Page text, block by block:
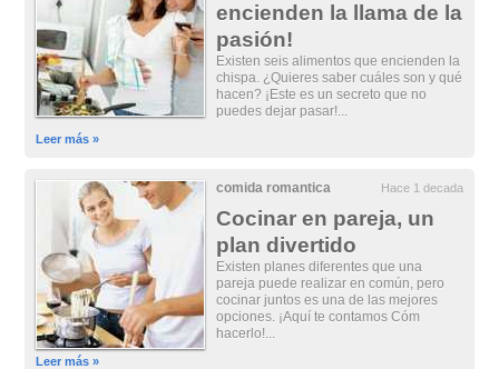
encienden la llama de la
pasión!
Existen seis alimentos que encienden la
chispa. ¿Quieres saber cuáles son y qué
hacen? ¡Este es un secreto que no
puedes dejar pasar!...
Leer más »
comida romantica Hace 1 decada
Cocinar en pareja, un
plan divertido
Existen planes diferentes que una
pareja puede realizar en común, pero
cocinar juntos es una de las mejores
opciones. ¡Aquí te contamos Cóm
hacerlo!...
Leer más »